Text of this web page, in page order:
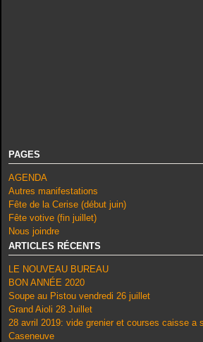
PAGES
AGENDA
Autres manifestations
Fête de la Cerise (début juin)
Fête votive (fin juillet)
Nous joindre
ARTICLES RÉCENTS
LE NOUVEAU BUREAU
BON ANNÉE 2020
Soupe au Pistou vendredi 26 juillet
Grand Aioli 28 Juillet
28 avril 2019: vide grenier et courses caisse a
Caseneuve